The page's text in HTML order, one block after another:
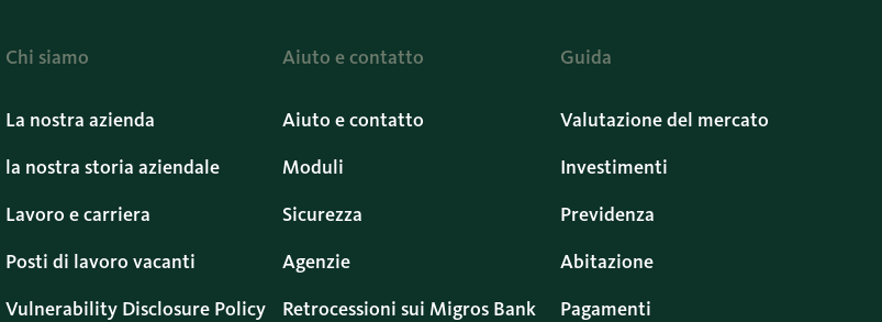
Chi siamo
La nostra azienda
la nostra storia aziendale
Lavoro e carriera
Posti di lavoro vacanti
Vulnerability Disclosure Policy
Aiuto e contatto
Aiuto e contatto
Moduli
Sicurezza
Agenzie
Retrocessioni sui Migros Bank
Guida
Valutazione del mercato
Investimenti
Previdenza
Abitazione
Pagamenti